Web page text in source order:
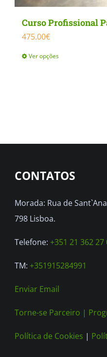
Curso Profissional
475.00€
Ver opções
The
may
chosen
on
the
page
CONTATOS
Morada: Rua de
798 Lisboa.
Telefone: +351 21 362 27
TM: +351915284991
Enviar Email
Torne-se Parceiro |
Política de Cookies |